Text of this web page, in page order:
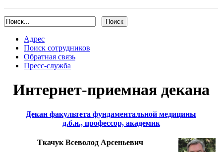
Адрес
Поиск сотрудников
Обратная связь
Пресс-служба
Интернет-приемная декана
Декан факультета фундаментальной медицины
д.б.н., профессор, академик
Ткачук Всеволод Арсеньевич